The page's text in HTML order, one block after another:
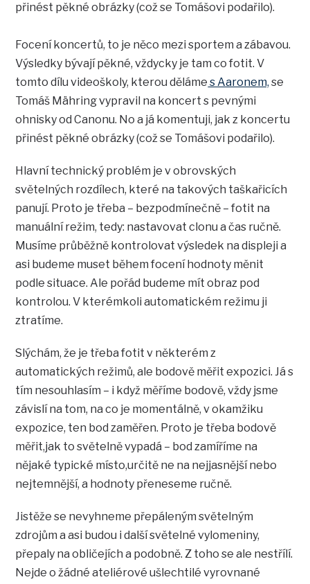
přinést pěkné obrázky (což se Tomášovi podařilo).
Focení koncertů, to je něco mezi sportem a zábavou.
Výsledky bývají pěkné, vždycky je tam co fotit. V
tomto dílu videoškoly, kterou děláme s Aaronem, se
Tomáš Mähring vypravil na koncert s pevnými
ohnisky od Canonu. No a já komentuji, jak z koncertu
přinést pěkné obrázky (což se Tomášovi podařilo).
Hlavní technický problém je v obrovských
světelných rozdílech, které na takových taškařicích
panují. Proto je třeba – bezpodmínečně – fotit na
manuální režim, tedy: nastavovat clonu a čas ručně.
Musíme průběžně kontrolovat výsledek na displeji a
asi budeme muset během focení hodnoty měnit
podle situace. Ale pořád budeme mít obraz pod
kontrolou. V kterémkoli automatickém režimu ji
ztratíme.
Slýchám, že je třeba fotit v některém z
automatických režimů, ale bodově měřit expozici. Já s
tím nesouhlasím – i když měříme bodově, vždy jsme
závislí na tom, na co je momentálně, v okamžiku
expozice, ten bod zaměřen. Proto je třeba bodově
měřit,jak to světelně vypadá – bod zamíříme na
nějaké typické místo,určitě ne na nejjasnější nebo
nejtemnější, a hodnoty přeneseme ručně.
Jistěže se nevyhneme přepáleným světelným
zdrojům a asi budou i další světelné vylomeniny,
přepaly na obličejích a podobně. Z toho se ale nestřílí.
Nejde o žádné ateliérové ušlechtilé vyrovnané